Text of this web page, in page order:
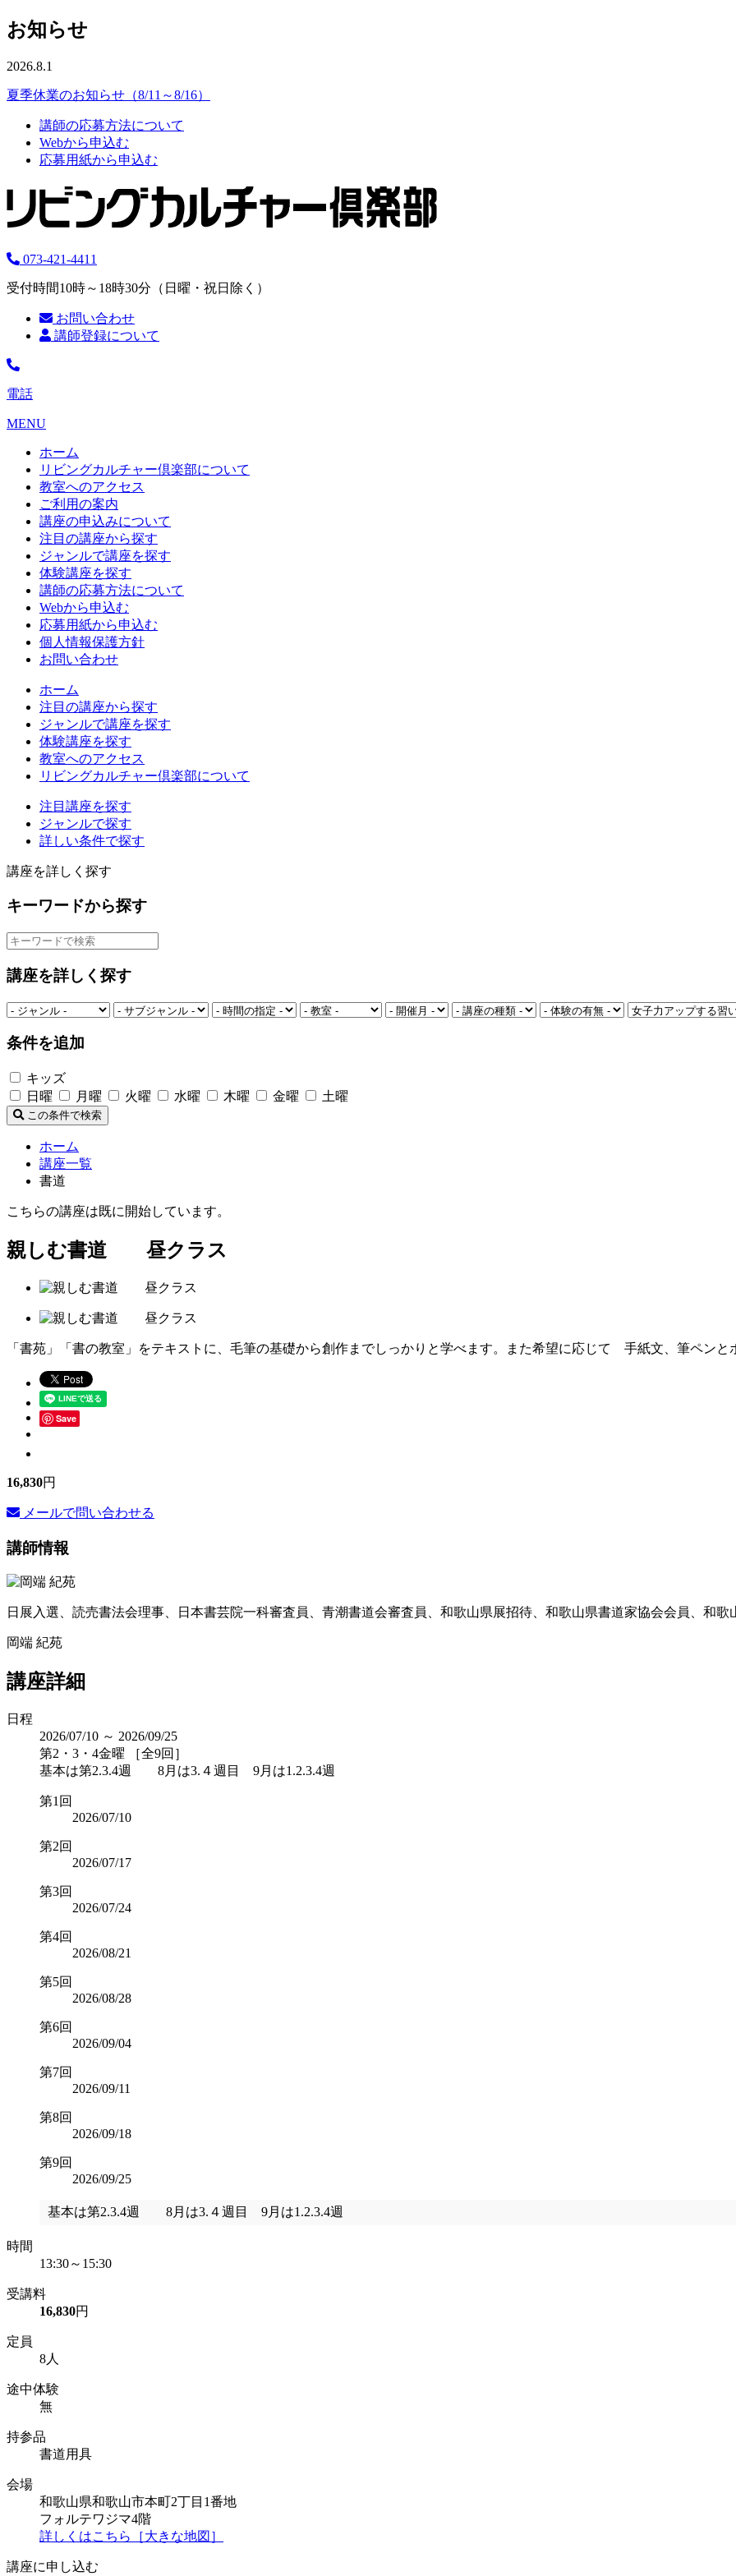
お知らせ
2026.8.1
夏季休業のお知らせ（8/11～8/16）
講師の応募方法について
Webから申込む
応募用紙から申込む
073-421-4411
受付時間10時～18時30分（日曜・祝日除く）
お問い合わせ
講師登録について
電話
MENU
ホーム
リビングカルチャー倶楽部について
教室へのアクセス
ご利用の案内
講座の申込みについて
注目の講座から探す
ジャンルで講座を探す
体験講座を探す
講師の応募方法について
Webから申込む
応募用紙から申込む
個人情報保護方針
お問い合わせ
ホーム
注目の講座から探す
ジャンルで講座を探す
体験講座を探す
教室へのアクセス
リビングカルチャー倶楽部について
注目講座を探す
ジャンルで探す
詳しい条件で探す
講座を詳しく探す
キーワードから探す
講座を詳しく探す
条件を追加
キッズ
日曜
月曜 火曜 水曜 木曜 金曜 土曜
この条件で検索
ホーム
講座一覧
書道
こちらの講座は既に開始しています。
親しむ書道 昼クラス
「書苑」「書の教室」をテキストに、毛筆の基礎から創作までしっかりと学べます。また希望に応じて 手紙文、筆ペンと
Save
16,830円
メールで問い合わせる
講師情報
日展入選、読売書法会理事、日本書芸院一科審査員、青潮書道会審査員、和歌山県展招待、和歌山県書道家協会会員
岡端 紀苑
講座詳細
日程
2026/07/10 ～ 2026/09/25
第2・3・4金曜 ［全9回］
基本は第2.3.4週 8月は3.４週目 9月は1.2.3.4週
第1回
2026/07/10
第2回
2026/07/17
第3回
2026/07/24
第4回
2026/08/21
第5回
2026/08/28
第6回
2026/09/04
第7回
2026/09/11
第8回
2026/09/18
第9回
2026/09/25
基本は第2.3.4週 8月は3.４週目 9月は1.2.3.4週
時間
13:30～15:30
受講料
16,830円
定員
8人
途中体験
無
持参品
書道用具
会場
和歌山県和歌山市本町2丁目1番地
フォルテワジマ4階
詳しくはこちら［大きな地図］
講座に申し込む